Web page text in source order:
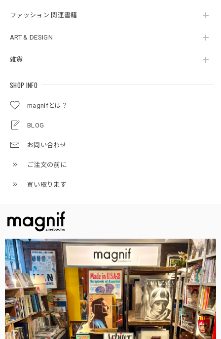
ファッション 関連書籍
ART & DESIGN
雑貨
SHOP INFO
magnifとは？
BLOG
お問い合わせ
ご注文の前に
買い取ります